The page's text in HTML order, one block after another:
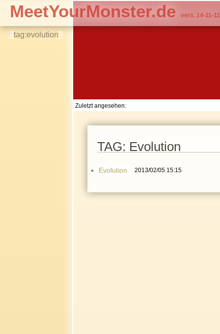
[[tag:evolution]]
MeetYourMonster.de vers. 14-11-11
Zuletzt angesehen:
TAG: Evolution
Evolution 2013/02/05 15:15